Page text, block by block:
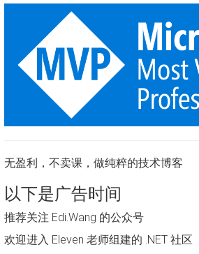
无盈利，不卖课，做纯粹的技术博客
以下是广告时间
推荐关注 Edi.Wang 的公众号
欢迎进入 Eleven 老师组建的 .NET 社区